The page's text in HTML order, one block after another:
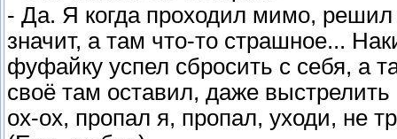
- Да. Я когда проходил мимо, решил
значит, а там что-то страшное...
фуфайку успел сбросить с себя, а
своё там оставил, даже
ох-ох, пропал я, пропал, уходи, не